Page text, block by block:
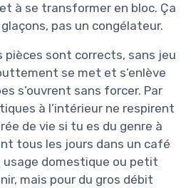
à se transformer en bloc. Ça
pas un congélateur.
sont corrects, sans jeu
se met et s’enlève
s’ouvrent sans forcer. Par
à l’intérieur ne respirent
de vie si tu es du genre à
tous les jours dans un café
usage domestique ou petit
mais pour du gros débit